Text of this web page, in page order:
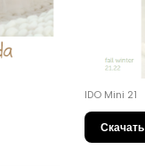
IDO Mini 21
Скачать